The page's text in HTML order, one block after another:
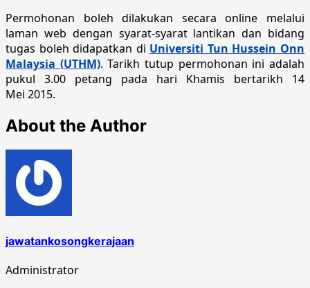
Permohonan boleh dilakukan secara online melalui
laman web dengan syarat-syarat lantikan dan bidang
tugas boleh didapatkan di Universiti Tun Hussein Onn
Malaysia (UTHM). Tarikh tutup permohonan ini adalah
pukul 3.00 petang pada hari Khamis bertarikh 14
Mei 2015.
About the Author
jawatankosongkerajaan
Administrator